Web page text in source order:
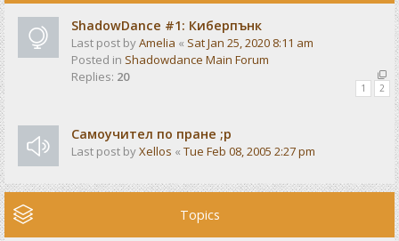
ShadowDance #1: Киберпънк
Last post byAmelia « Sat Jan 25, 2020 8:11 am
Posted in Shadowdance Main Forum
Replies: 20
1 2
Самоучител по пране ;р
Last post byXellos « Tue Feb 08, 2005 2:27 pm
Topics